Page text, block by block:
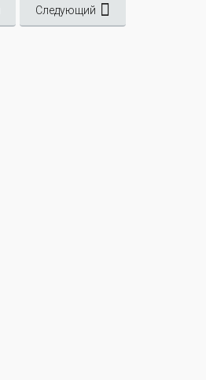
Следующий